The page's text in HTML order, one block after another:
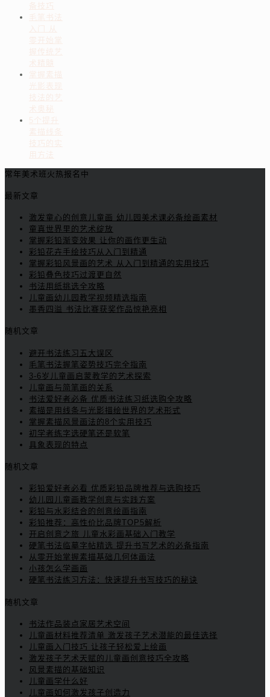
备技巧
毛笔书法
入门 从
零开始掌
握传统艺
术精髓
掌握素描
光影表现
技法的艺
术奥秘
5个提升
素描线条
技巧的实
用方法
常年美术班火热报名中
最新文章
激发童心的创意儿童画 幼儿园美术课必备绘画素材
童真世界里的艺术绽放
掌握彩铅渐变效果 让你的画作更生动
彩铅花卉手绘技巧从入门到精通
掌握彩铅风景画的艺术 从入门到精通的实用技巧
彩铅叠色技巧过渡更自然
书法用纸挑选全攻略
儿童画幼儿园教学视频精选指南
墨香四溢 书法比赛获奖作品惊艳亮相
随机文章
避开书法练习五大误区
毛笔书法握笔姿势技巧完全指南
3-6岁儿童画启蒙教学的艺术探索
儿童画与简笔画的关系
书法爱好者必备 优质书法练习纸选购全攻略
素描是用线条与光影描绘世界的艺术形式
掌握素描风景画法的8个实用技巧
初学者练字选硬笔还是软笔
具象表现的特点
随机文章
彩铅爱好者必看 优质彩铅品牌推荐与选购技巧
幼儿园儿童画教学创意与实践方案
彩铅与水彩结合的创意绘画指南
彩铅推荐：高性价比品牌TOP5解析
开启创意之旅 儿童水彩画基础入门教学
硬笔书法临摹字帖精选 提升书写艺术的必备指南
从零开始掌握素描基础几何体画法
小孩怎么学画画
硬笔书法练习方法：快速提升书写技巧的秘诀
随机文章
书法作品装点家居艺术空间
儿童画材料推荐清单 激发孩子艺术潜能的最佳选择
儿童画入门技巧 让孩子轻松爱上绘画
激发孩子艺术天赋的儿童画创意技巧全攻略
风景素描的基础知识
儿童画学什么好
儿童画如何激发孩子创造力